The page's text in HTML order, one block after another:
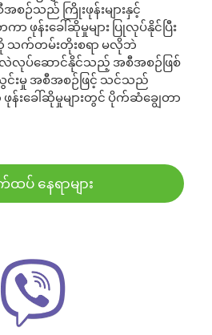
စဉ်သည် ကြိုးဖုန်းများနှင့်
ာ ဖုန်းခေါ်ဆိုမှုများ ပြုလုပ်နိုင်ပြီး
က်တမ်းတိုးစရာ မလိုဘဲ
လဲလုပ်ဆောင်နိုင်သည့် အစီအစဉ်ဖြစ်
င်းမှု အစီအစဉ်ဖြင့် သင်သည်
န်းခေါ်ဆိုမှုများတွင် ပိုက်ဆံချွေတာ
ထပ် နေရာများ